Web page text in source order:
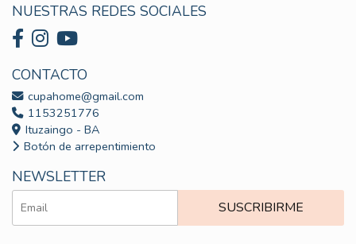
NUESTRAS REDES SOCIALES
CONTACTO
cupahome@gmail.com
1153251776
Ituzaingo - BA
Botón de arrepentimiento
NEWSLETTER
SUSCRIBIRME